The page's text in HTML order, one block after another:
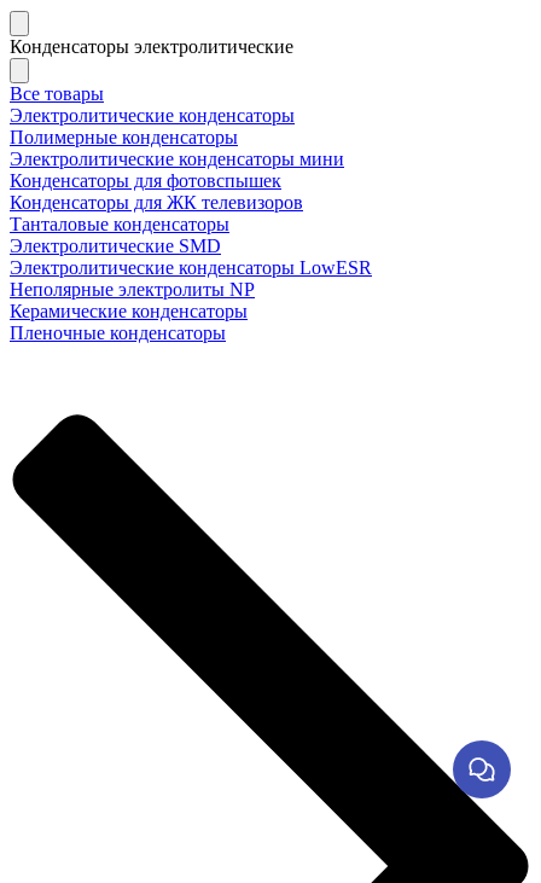
Конденсаторы электролитические
Все товары
Электролитические конденсаторы
Полимерные конденсаторы
Электролитические конденсаторы мини
Конденсаторы для фотовспышек
Конденсаторы для ЖК телевизоров
Танталовые конденсаторы
Электролитические SMD
Электролитические конденсаторы LowESR
Неполярные электролиты NP
Керамические конденсаторы
Пленочные конденсаторы